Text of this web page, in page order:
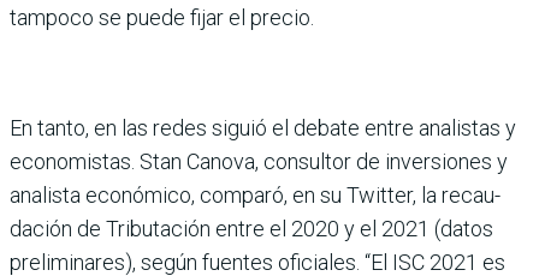
tampoco se puede fijar el precio.
En tanto, en las redes siguió el debate entre analistas y
economistas. Stan Canova, consultor de inversiones y
analista económico, com­paró, en su Twitter, la recau­
dación de Tributación entre el 2020 y el 2021 (datos
pre­liminares), según fuentes oficiales. “El ISC 2021 es